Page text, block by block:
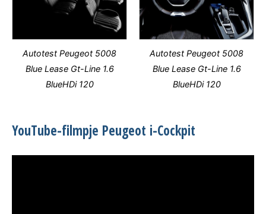
Autotest Peugeot 5008
Blue Lease Gt-Line 1.6
BlueHDi 120
Autotest Peugeot 5008
Blue Lease Gt-Line 1.6
BlueHDi 120
YouTube-filmpje Peugeot i-Cockpit